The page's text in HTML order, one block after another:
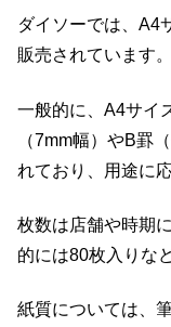
ダイソーでは、A4
販売されています。
一般的に、A4サイ
（7mm幅）やB罫
れており、用途に
枚数は店舗や時期
的には80枚入りな
紙質については、